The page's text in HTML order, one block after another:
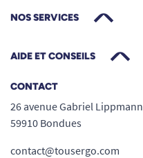
NOS SERVICES
AIDE ET CONSEILS
CONTACT
26 avenue Gabriel Lippmann
59910 Bondues
contact@tousergo.com